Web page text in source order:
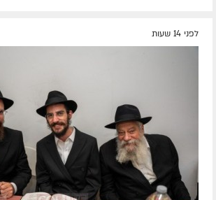
לפני 14 שעות